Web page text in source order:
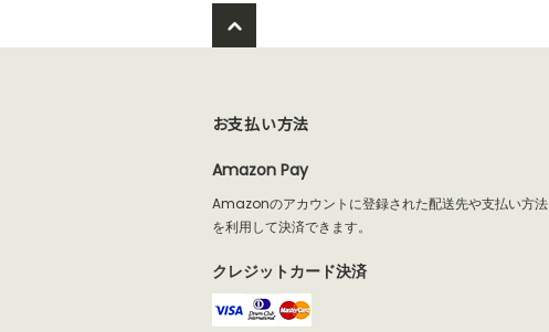
お支払い方法
Amazon Pay
Amazonのアカウントに登録された配送先や支払い方法
を利用して決済できます。
クレジットカード決済